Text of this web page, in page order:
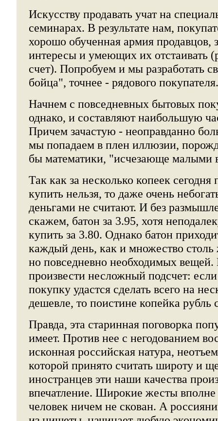
Искусству продавать учат на
семинарах. В результате нам,
хорошо обученная армия продавцов,
интересы и умеющих их отстаивать
счет). Попробуем и мы разработать
бойца", точнее - рядового покупателя.
Начнем с повседневных бытовых
однако, и составляют наибольшую
Причем зачастую - неоправданно
мы попадаем в плен иллюзии,
бы математики, "исчезающе малыми
Так как за несколько копеек сегодня
купить нельзя, то даже очень
деньгами не считают. И без
скажем, батон за 3.95, хотя
купить за 3.80. Однако батон
каждый день, как и множество столь
но повседневно необходимых вещей.
произвести несложный подсчет:
покупку удастся сделать всего на
дешевле, то поистине копейка рубль
Правда, эта старинная поговорка
имеет. Против нее с негодованием
исконная российская натура,
которой принято считать широту и
иностранцев эти наши качества
впечатление. Широкие жесты
человек ничем не скован. А